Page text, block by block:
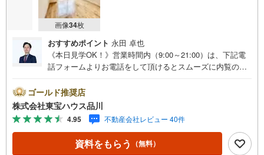
画像34枚
おすすめポイント 永田 卓也
《本日見学OK！》営業時間内（9:00～21:00）は、下記電
話フォームよりお電話をして頂けるとスムーズに内覧のご
hoo！ 不動産キャンペーン対象店舗】当店で物件を成約す
るとPayPayボーナスライトがもらえる「Yahoo！ 不動産
物件ご成約キャンペーン」の対象になります。「資料をも
らう」「見学予約をする」ボタンからお問い合わせくださ
い。※必ずYahoo！ JAPAN IDでログインしてください。※P
ayPayボーナスライトは出金と譲渡はできません。ご案
ゴールド推奨店
株式会社東宝ハウス品川
4.95 不動産会社レビュー 40件
資料をもらう （無料）